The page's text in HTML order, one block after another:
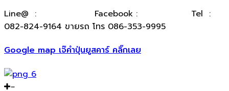
​Line@ :
Facebook :
Tel :
082-824-9164 ขายรถ โทร 086-353-9995
Google map เจ๊คำปุ่นยูสคาร์ คลิ๊กเลย